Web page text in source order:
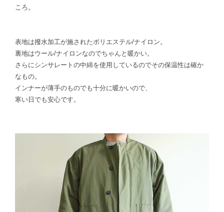
ころ。
表地は撥水加工が施されたポリエステル/ナイロン。
裏地はウール/ナイロンなのでちゃんと暖かい。
さらにシンサレートの中綿を使用しているのでその保温性は確か
なもの。
インナーが薄手のものでも十分に暖かいので、
寒い日でも安心です。